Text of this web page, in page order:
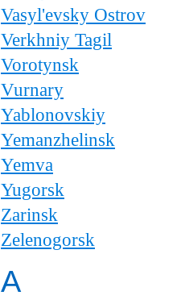
Vasyl'evsky Ostrov
Verkhniy Tagil
Vorotynsk
Vurnary
Yablonovskiy
Yemanzhelinsk
Yemva
Yugorsk
Zarinsk
Zelenogorsk
А